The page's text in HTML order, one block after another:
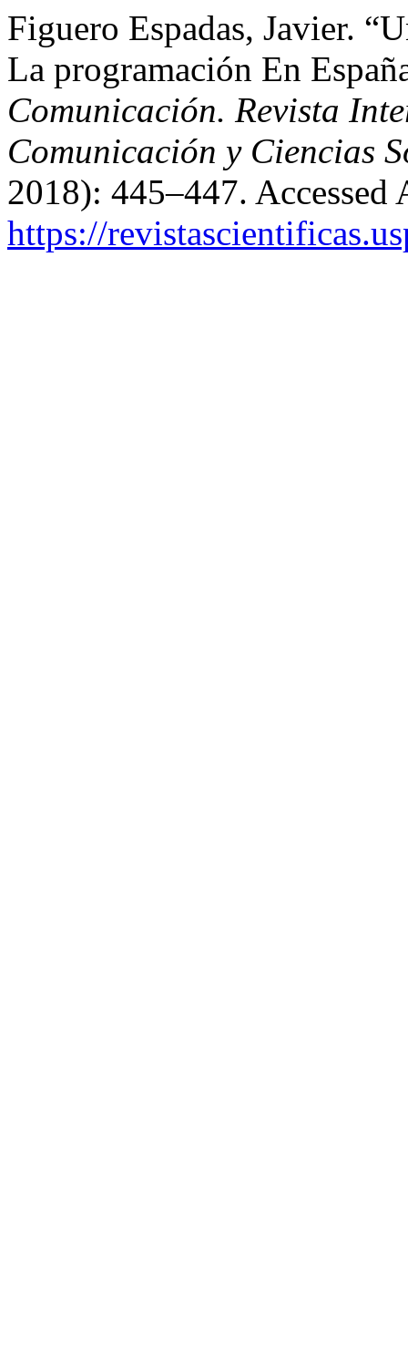
Figuero Espadas, Javier.
La programación En
Comunicación. Revista
Comunicación y Ciencias
2018): 445–447. Accessed
https://